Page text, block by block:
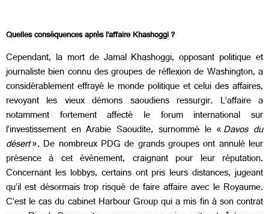
Quelles conséquences après l’affaire Khashoggi ?
Cependant, la mort de Jamal Khashoggi, opposant politique et
journaliste bien connu des groupes de réflexion de Washington, a
considérablement effrayé le monde politique et celui des affaires,
revoyant les vieux démons saoudiens ressurgir. L’affaire a
notamment fortement affecté le forum international sur
l’investissement en Arabie Saoudite, surnommé le «Davos du
désert». De nombreux PDG de grands groupes ont annulé leur
présence à cet évènement, craignant pour leur réputation.
Concernant les lobbys, certains ont pris leurs distances, jugeant
qu’il est désormais trop risqué de faire affaire avec le Royaume.
C’est le cas du cabinet Harbour Group qui a mis fin à son contrat